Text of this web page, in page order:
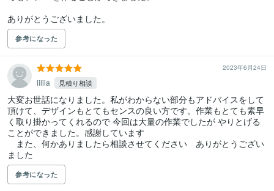
ありがとうございました。
参考になった
2023年6月24日
liliia 見積り相談
大変お世話になりました。私がわからない部分もアドバイスをして
頂けて、デザインもとてもセンスの良い方です。作業もとても素早
く取り掛かってくれるので 今回は大量の作業でしたが やりとげる
ことができました。感謝しています
また、何かありましたら相談させてください　ありがとうござい
ました
参考になった